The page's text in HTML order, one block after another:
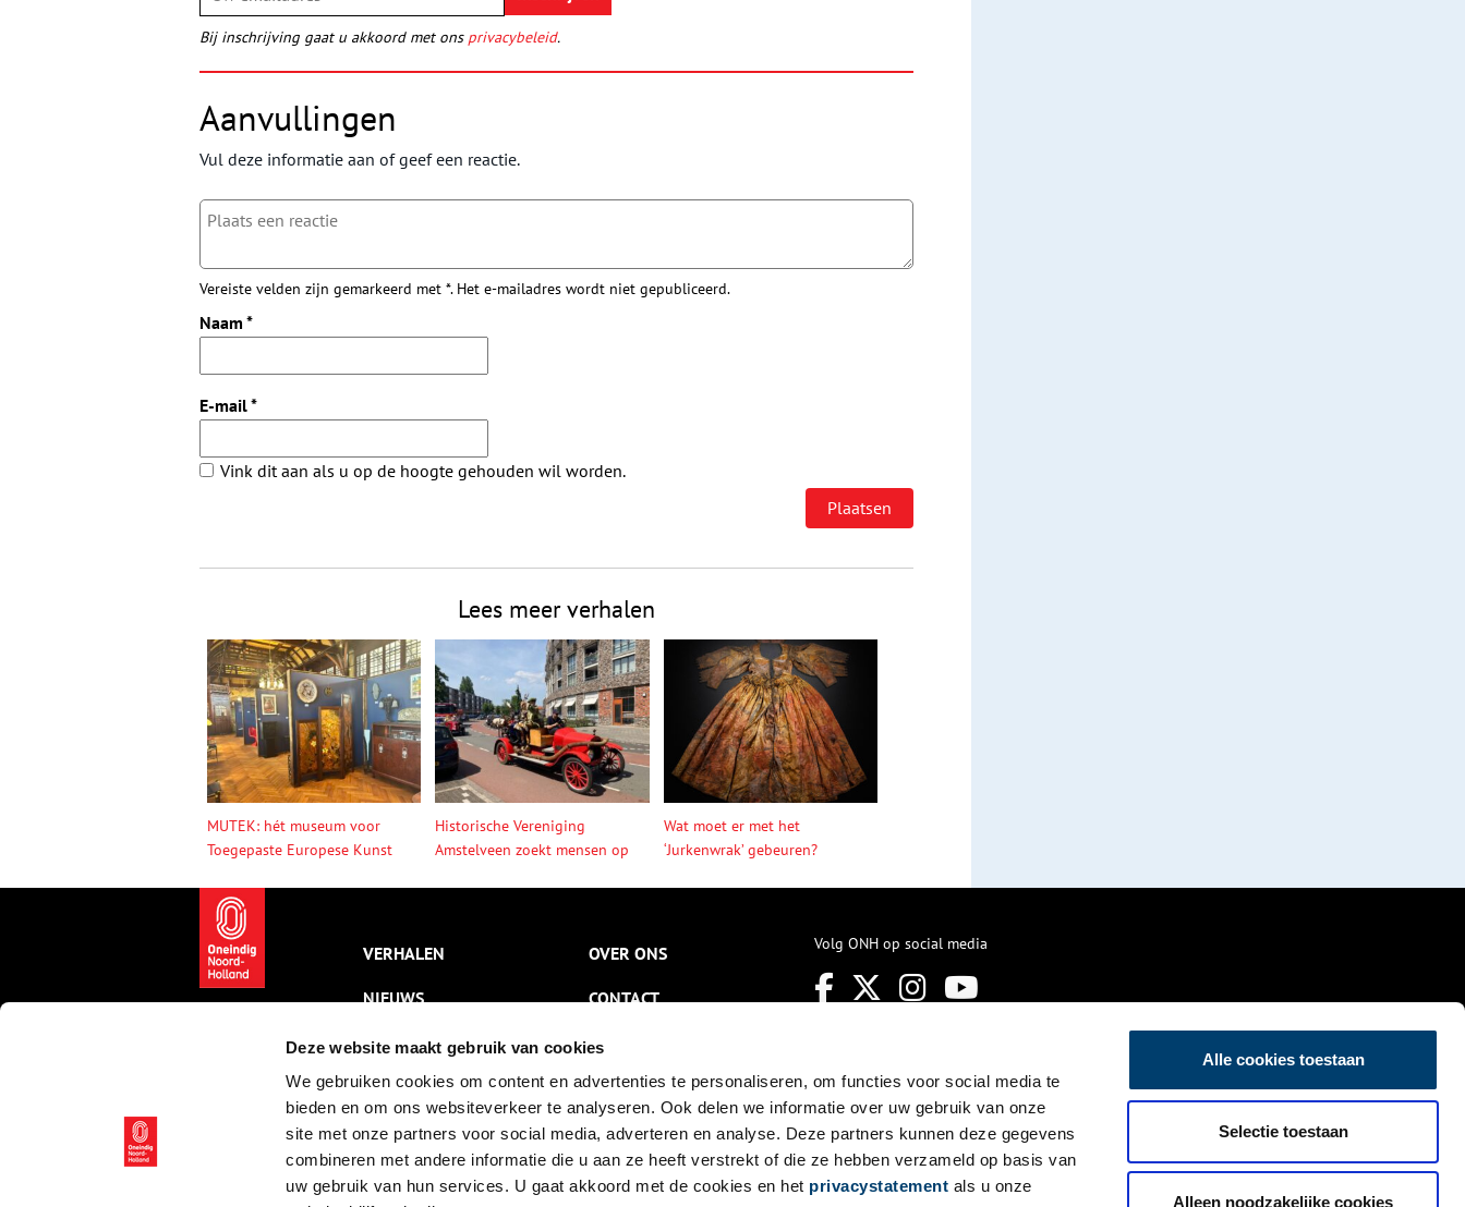
Deze website maakt gebruik van cookies
We gebruiken cookies om content en advertenties te personaliseren, om functies voor social media te
bieden en om ons websiteverkeer te analyseren. Ook delen we informatie over uw gebruik van onze
site met onze partners voor social media, adverteren en analyse. Deze partners kunnen deze gegevens
combineren met andere informatie die u aan ze heeft verstrekt of die ze hebben verzameld op basis van
uw gebruik van hun services. U gaat akkoord met de cookies en het privacystatement als u onze
Alle cookies toestaan
Selectie toestaan
Alleen noodzakelijke cookies
Bij inschrijving gaat u akkoord met ons privacybeleid.
Aanvullingen
Vul deze informatie aan of geef een reactie.
Vereiste velden zijn gemarkeerd met *. Het e-mailadres wordt niet gepubliceerd.
Naam *
E-mail*
Vink dit aan als u op de hoogte gehouden wil worden.
Lees meer verhalen
MUTEK: hét museum voor
Toegepaste Europese Kunst
Historische Vereniging
Amstelveen zoekt mensen op
Wat moet er met het
‘Jurkenwrak’ gebeuren?
VERHALEN
NIEUWS
KALENDER
THEMA’S
ACTIVITEITEN
VIDEO’S
OVER ONS
CONTACT
NIEUWSBRIEF
DISCLAIMER
PRIVACY
TOEGANKELIJKHEID
Volg ONH op social media